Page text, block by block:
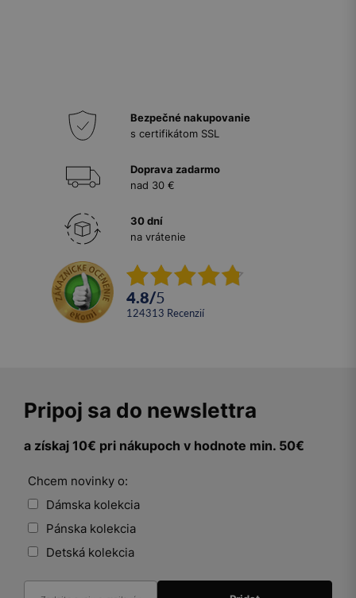
Bezpečné nakupovanie
s certifikátom SSL
Doprava zadarmo
nad 30 €
30 dní
na vrátenie
4.8/5
124313 recenzií
Pripoj sa do newslettra
a získaj 10€ pri nákupoch v hodnote min. 50€
Chcem novinky o:
Dámska kolekcia
Pánska kolekcia
Detská kolekcia